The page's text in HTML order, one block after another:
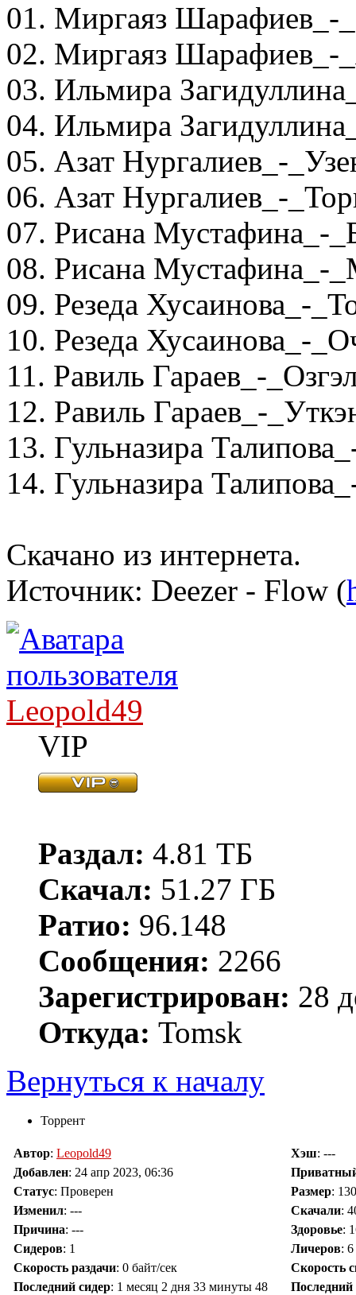
01. Миргаяз Шарафиев_-
02. Миргаяз Шарафиев_-
03. Ильмира
04. Ильмира
05. Азат Нургалиев_-
06. Азат Нургалиев_-
07. Рисана Мустафина_-
08. Рисана Мустафина_-
09. Резеда Хусаинова_-
10. Резеда Хусаинова_-
11. Равиль Гараев_-
12. Равиль Гараев_-
13. Гульназира
14. Гульназира
Скачано из интернета.
Источник: Deezer - Flow (
Leopold49
VIP
Раздал: 4.81 ТБ
Скачал: 51.27 ГБ
Ратио: 96.148
Сообщения: 2266
Зарегистрирован: 28
Откуда: Tomsk
Вернуться к началу
Торрент
Автор: Leopold49 Хэш: ---
Добавлен: 24 апр 2023, 06:36
Статус: Проверен Размер:
Изменил: --- Скачали:
Причина: --- Здоровье:
Сидеров: 1 Личеров: 6
Скорость раздачи: 0 байт/сек
Скорость
Последний сидер: 1 месяц 2 дня 33 минуты 48 Последний